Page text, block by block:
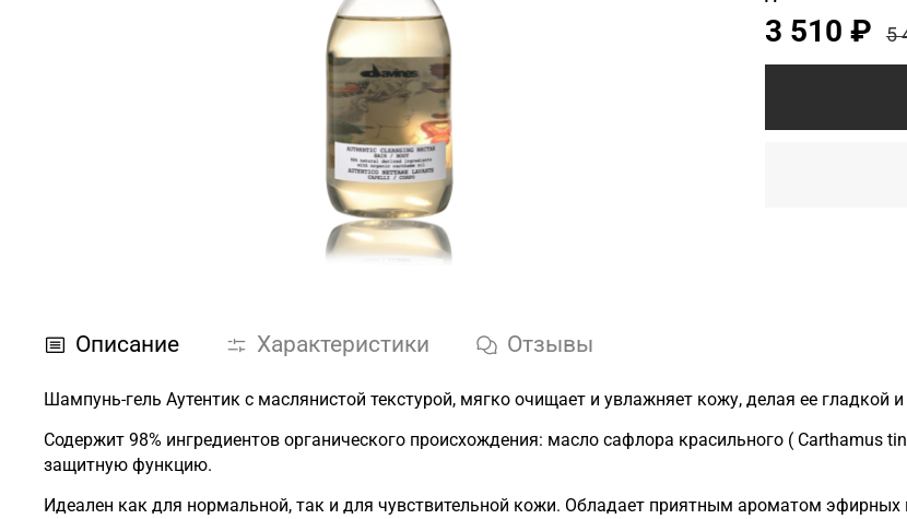
3 510 ₽ 5
Описание Характеристики Отзывы
Шампунь-гель Аутентик с маслянистой текстурой, мягко очищает и увлажняет кожу, делая ее гладкой
Содержит 98% ингредиентов органического происхождения: масло сафлора красильного (
защитную функцию.
Идеален как для нормальной, так и для чувствительной кожи. Обладает приятным ароматом эфирных